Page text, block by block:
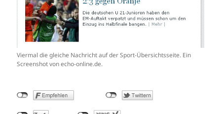
Viermal die gleiche Nachricht auf der Sport-Übersichtsseite. Ein
Screenshot von echo-online.de.